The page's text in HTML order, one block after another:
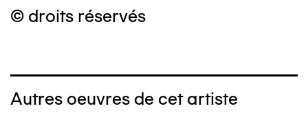
© droits réservés
Autres oeuvres de cet artiste